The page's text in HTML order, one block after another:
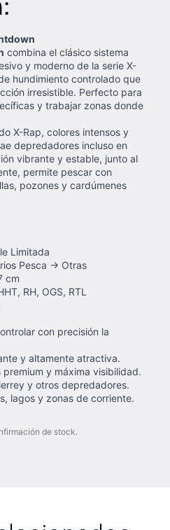
combina el clásico sistema
y moderno de la serie X-
hundimiento controlado que
irresistible. Perfecto para
y trabajar zonas donde
X-Rap, colores intensos y
depredadores incluso en
vibrante y estable, junto al
permite pescar con
pozones y cardúmenes
Limitada
Pesca → Otras
cm
RH, OGS, RTL
con precisión la
y altamente atractiva.
y máxima visibilidad.
y otros depredadores.
lagos y zonas de corriente.
de stock.